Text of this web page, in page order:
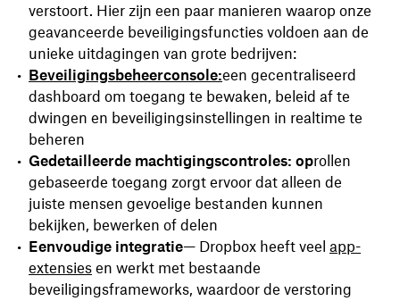
verstoort. Hier zijn een paar manieren waarop onze
geavanceerde beveiligingsfuncties voldoen aan de
unieke uitdagingen van grote bedrijven:
Beveiligingsbeheerconsole:een gecentraliseerd
dashboard om toegang te bewaken, beleid af te
dwingen en beveiligingsinstellingen in realtime te
beheren
Gedetailleerde machtigingscontroles: oprollen
gebaseerde toegang zorgt ervoor dat alleen de
juiste mensen gevoelige bestanden kunnen
bekijken, bewerken of delen
Eenvoudige integratie— Dropbox heeft veel app-
extensies en werkt met bestaande
beveiligingsframeworks, waardoor de verstoring